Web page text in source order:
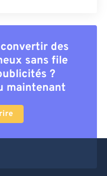
des
sans file
?
maintenant